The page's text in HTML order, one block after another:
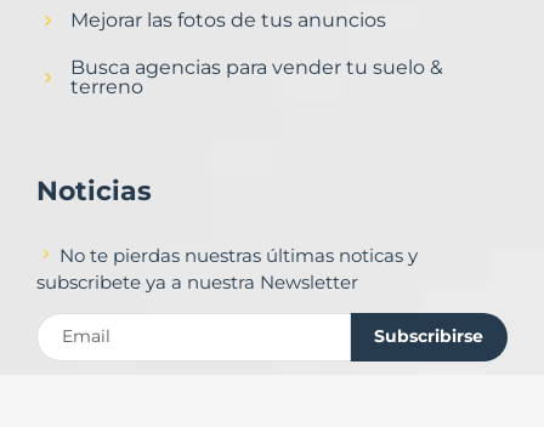
Mejorar las fotos de tus anuncios
Busca agencias para vender tu suelo &
terreno
Noticias
No te pierdas nuestras últimas noticas y
subscribete ya a nuestra Newsletter
Subscribirse